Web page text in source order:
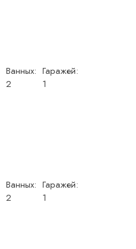
Ванных:
2
Гаражей:
1
Ванных:
2
Гаражей:
1